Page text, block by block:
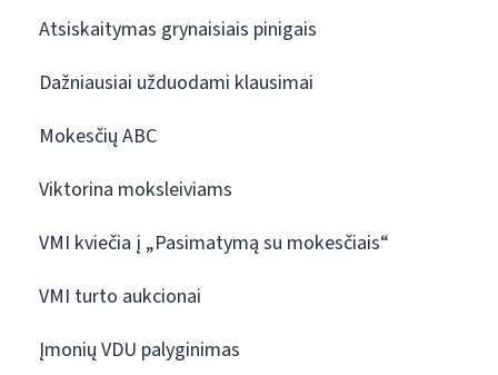
Atsiskaitymas grynaisiais pinigais
Dažniausiai užduodami klausimai
Mokesčių ABC
Viktorina moksleiviams
VMI kviečia į „Pasimatymą su mokesčiais“
VMI turto aukcionai
Įmonių VDU palyginimas